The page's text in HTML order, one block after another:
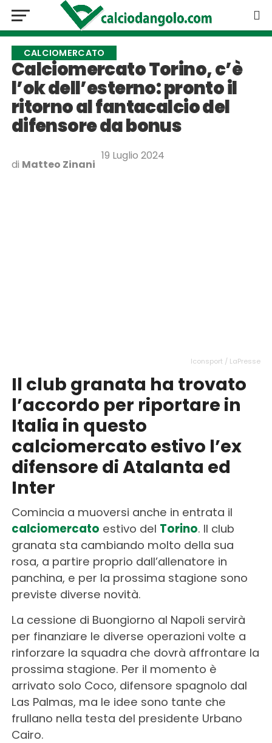
CALCIOMERCATO
Calciomercato Torino, c’è
l’ok dell’esterno: pronto il
ritorno al fantacalcio del
difensore da bonus
di Matteo Zinani
19 Luglio 2024
Iconsport / LaPresse
Il club granata ha trovato
l’accordo per riportare in
Italia in questo
calciomercato estivo l’ex
difensore di Atalanta ed
Inter
Comincia a muoversi anche in entrata il
calciomercato estivo del Torino. Il club
granata sta cambiando molto della sua
rosa, a partire proprio dall’allenatore in
panchina, e per la prossima stagione sono
previste diverse novità.
La cessione di Buongiorno al Napoli servirà
per finanziare le diverse operazioni volte a
rinforzare la squadra che dovrà affrontare la
prossima stagione. Per il momento è
arrivato solo Coco, difensore spagnolo dal
Las Palmas, ma le idee sono tante che
frullano nella testa del presidente Urbano
Cairo.